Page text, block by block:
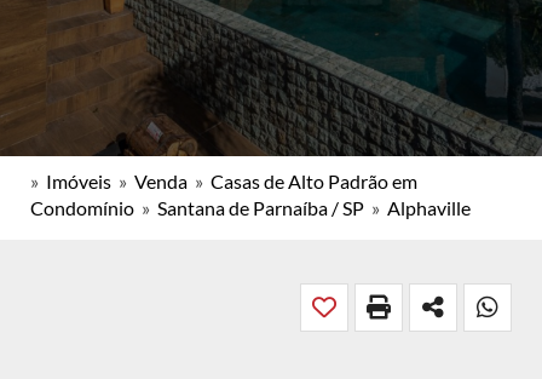
» Imóveis » Venda » Casas de Alto Padrão em
Condomínio » Santana de Parnaíba / SP » Alphaville